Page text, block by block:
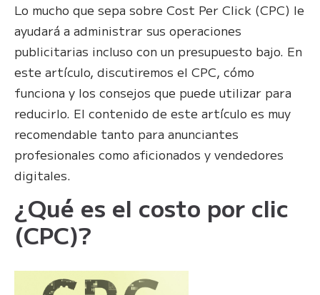
Lo mucho que sepa sobre Cost Per Click (CPC) le
ayudará a administrar sus operaciones
publicitarias incluso con un presupuesto bajo. En
este artículo, discutiremos el CPC, cómo
funciona y los consejos que puede utilizar para
reducirlo. El contenido de este artículo es muy
recomendable tanto para anunciantes
profesionales como aficionados y vendedores
digitales.
¿Qué es el costo por clic
(CPC)?